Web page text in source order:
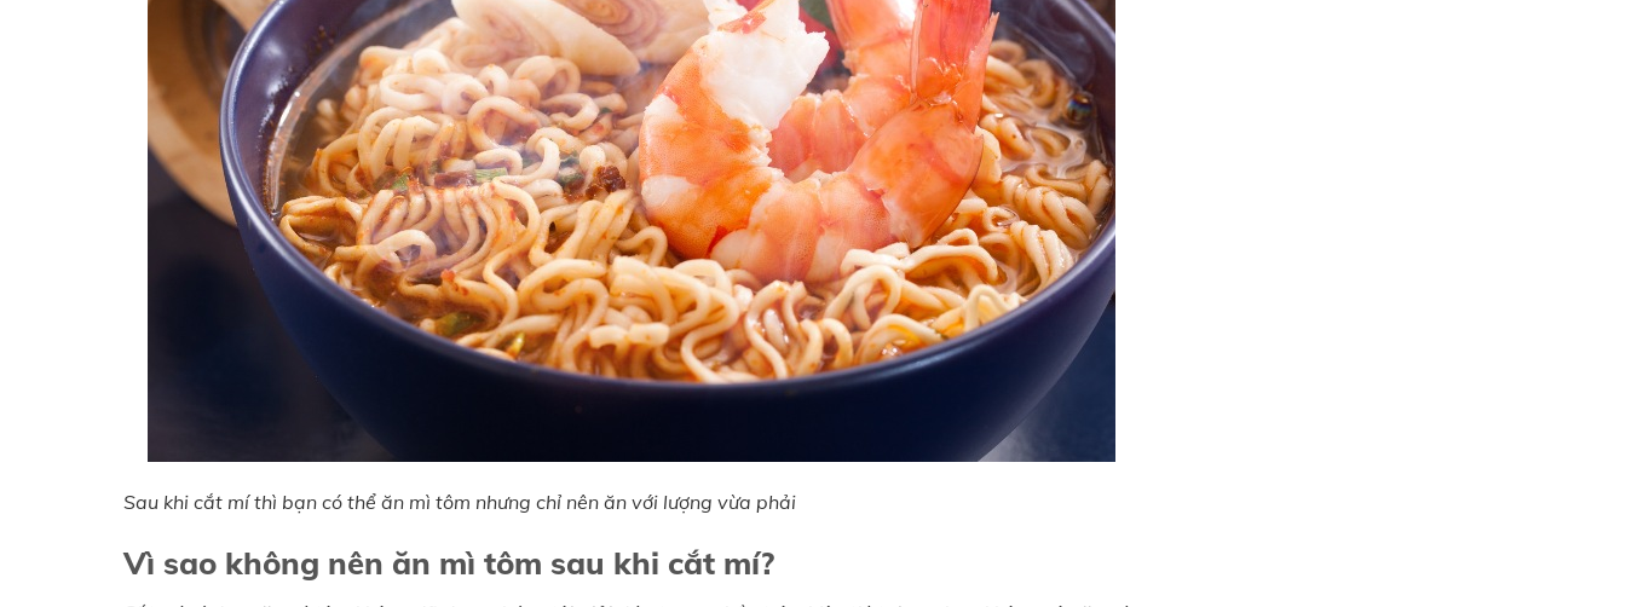
Sau khi cắt mí thì bạn có thể ăn mì tôm nhưng chỉ nên ăn với lượng vừa phải
Vì sao không nên ăn mì tôm sau khi cắt mí?